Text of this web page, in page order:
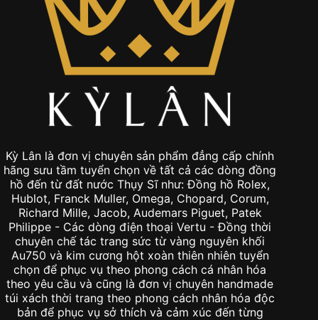
Kỳ Lân là đơn vị chuyên sản phẩm đẳng cấp chính
hãng sưu tầm tuyển chọn về tất cả các dòng đồng
hồ đến từ đất nước Thụy Sĩ như: Đồng hồ Rolex,
Hublot, Franck Muller, Omega, Chopard, Corum,
Richard Mille, Jacob, Audemars Piguet, Patek
Philippe - Các dòng điện thoại Vertu - Đồng thời
chuyên chế tác trang sức từ vàng nguyên khối
Au750 và kim cương hột xoàn thiên nhiên tuyển
chọn để phục vụ theo phong cách cá nhân hóa
theo yêu cầu và cũng là đơn vị chuyên handmade
túi xách thời trang theo phong cách nhân hóa độc
bản để phục vụ sở thích và cảm xúc đến từng